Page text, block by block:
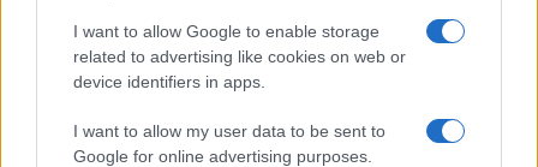
I want to allow Google to enable storage
related to advertising like cookies on web or
device identifiers in apps.
I want to allow my user data to be sent to
Google for online advertising purposes.
ETF su Ethereum: afflussi in calo dopo il picco di luglio
Francesca Spadaro · 7 Ago 2026